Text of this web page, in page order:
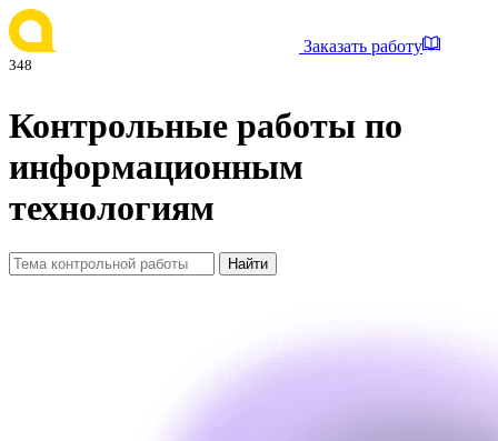
Заказать работу
348
Контрольные работы по
информационным
технологиям
Найти